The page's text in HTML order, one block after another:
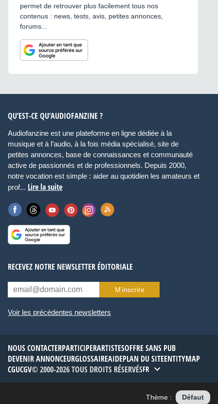
permet de retrouver plus facilement tous nos
contenus : news, tests, avis, petites annonces,
forums...
QU’EST-CE QU’AUDIOFANZINE ?
Audiofanzine est une plateforme en ligne dédiée à la
musique et à l’audio, à la fois média spécialisé, site de
petites annonces, base de connaissances et communauté
active de passionnés et de professionnels. Depuis 2000,
notre vocation est simple : aider au quotidien les amateurs et
prof... Lire la suite
RECEVEZ NOTRE NEWSLETTER ÉDITORIALE
M’inscrire
Voir les précédentes newsletters
NOUS CONTACTERPARTICIPERARTISTESOFFRE SANS PUB
DEVENIR ANNONCEURGLOSSAIREAIDEPLAN DU SITEENTITYMAP
CGUCGV© 2000-2026 TOUS DROITS RÉSERVÉSFR
Thème : Défaut